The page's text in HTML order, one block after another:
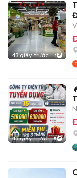
43 giây trước 1
43 giây trước 5